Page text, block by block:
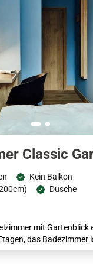
Classic
Kein Balkon
Dusche
mit Gartenblick
das Badezimmer
Über das